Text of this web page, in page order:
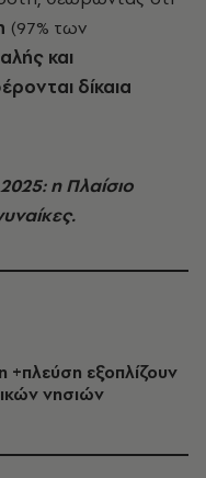
(97% των
και
δίκαια
η Πλαίσιο
+πλεύση εξοπλίζουν
νησιών